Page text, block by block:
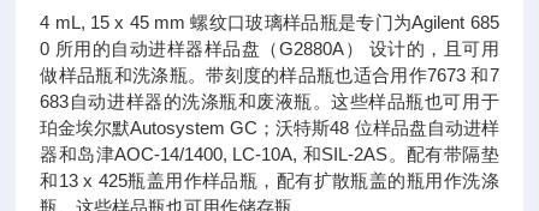
4 mL, 15 x 45 mm 螺纹口玻璃样品瓶是专门为Agilent 685
0 所用的自动进样器样品盘（G2880A） 设计的，且可用
做样品瓶和洗涤瓶。带刻度的样品瓶也适合用作7673 和7
683自动进样器的洗涤瓶和废液瓶。这些样品瓶也可用于
珀金埃尔默Autosystem GC；沃特斯48 位样品盘自动进样
器和岛津AOC-14/1400, LC-10A, 和SIL-2AS。配有带隔垫
和13 x 425瓶盖用作样品瓶，配有扩散瓶盖的瓶用作洗涤
瓶。这些样品瓶也可用作储存瓶。